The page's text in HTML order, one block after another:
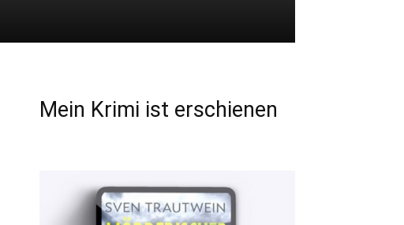
Mein Krimi ist erschienen